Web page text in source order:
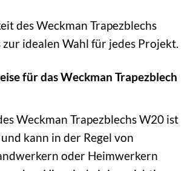
des Weckman Trapezblechs
zur idealen Wahl für jedes Projekt.
für das Weckman Trapezblech
Weckman Trapezblechs W20 ist
kann in der Regel von
oder Heimwerkern